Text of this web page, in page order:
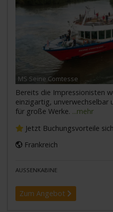
MS Seine Comtesse
Bereits die Impressionisten
einzigartig, unverwechselbar
für große Werke. ...mehr
Jetzt Buchungsvorteile
Frankreich
AUSSENKABINE
Zum Angebot